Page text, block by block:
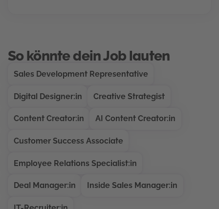
So könnte dein Job lauten
Sales Development Representative
Digital Designer:in Creative Strategist
Content Creator:in AI Content Creator:in
Customer Success Associate
Employee Relations Specialist:in
Deal Manager:in Inside Sales Manager:in